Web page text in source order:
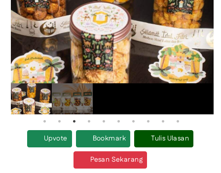
Upvote Bookmark Tulis Ulasan
Pesan Sekarang